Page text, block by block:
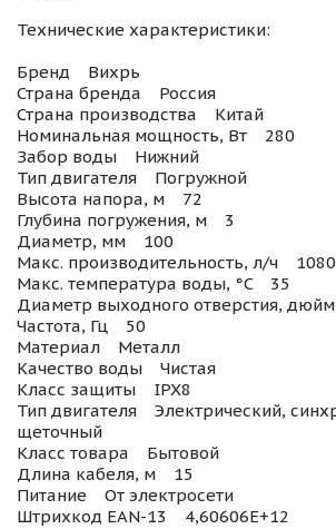
Технические характеристики:
Бренд Вихрь
Страна бренда Россия
Страна производства Китай
Номинальная мощность, Вт 280
Забор воды Нижний
Тип двигателя Погружной
Высота напора, м 72
Глубина погружения, м 3
Диаметр, мм 100
Макс. производительность, л/ч 1080
Макс. температура воды, °C 35
Диаметр выходного отверстия,
Частота, Гц 50
Материал Металл
Качество воды Чистая
Класс защиты IPX8
Тип двигателя Электрический,
щеточный
Класс товара Бытовой
Длина кабеля, м 15
Питание От электросети
Штрихкод EAN-13 4,60606E+12